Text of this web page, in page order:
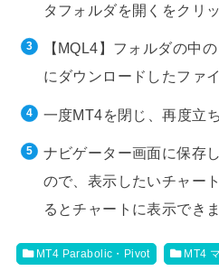
タフォルダを開くをクリ
【MQL4】フォルダの中
にダウンロードしたファ
一度MT4を閉じ、再度立
ナビゲーター画面に保存
ので、表示したいチャー
るとチャートに表示でき
MT4 Parabolic・Pivot MT4